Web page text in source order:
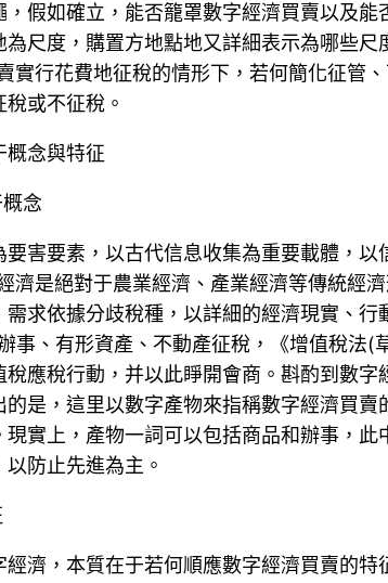
假如確立，能否籠罩數字經濟買賣以及
為尺度，購置方地點地又詳細表示為哪些
實行花費地征稅的情形下，若何簡化征管
或不征稅。
概念與特征
念
害要素，以古代信息收集為重要載體，
是絕對于農業經濟、產業經濟等傳統經
求依據分歧稅種，以詳細的經濟現實、
事、有形資產、不動產征稅，《增值稅法
應稅行動，并以此睜開會商。斟酌到數
是，這里以數字產物來指稱數字經濟買
實上，產物一詞可以包括商品和辦事，
防止先進為主。
濟，本質在于若何順應數字經濟買賣的